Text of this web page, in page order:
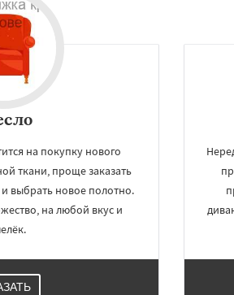
на покупку нового
ткани, проще заказать
выбрать новое полотно.
на любой вкус и